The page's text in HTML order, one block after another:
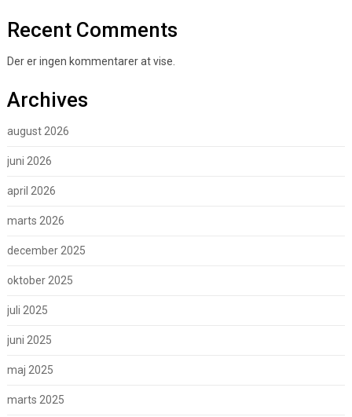
Recent Comments
Der er ingen kommentarer at vise.
Archives
august 2026
juni 2026
april 2026
marts 2026
december 2025
oktober 2025
juli 2025
juni 2025
maj 2025
marts 2025